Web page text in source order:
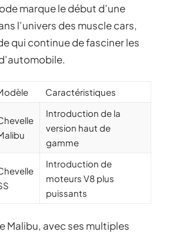
marque le début d’une
l’univers des muscle cars,
qui continue de fasciner les
Caractéristiques
Introduction de la
version haut de
gamme
Introduction de
moteurs V8 plus
puissants
Malibu, avec ses multiples